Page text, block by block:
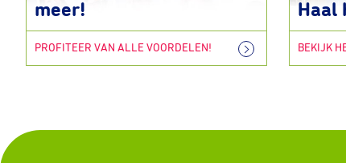
meer!
PROFITEER VAN ALLE VOORDELEN!
Haal
BEKIJK